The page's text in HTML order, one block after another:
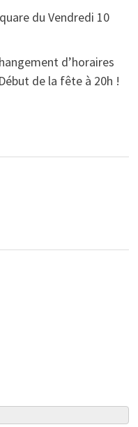
du Vendredi 10
d’horaires
de la fête à 20h !